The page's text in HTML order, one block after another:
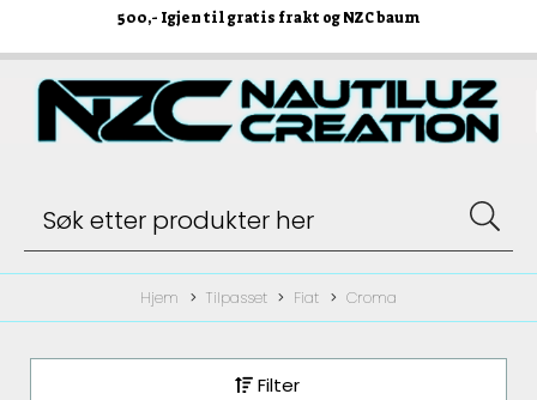
500,- Igjen til gratis frakt og NZC baum
Hjem Tilpasset Fiat Croma
Filter